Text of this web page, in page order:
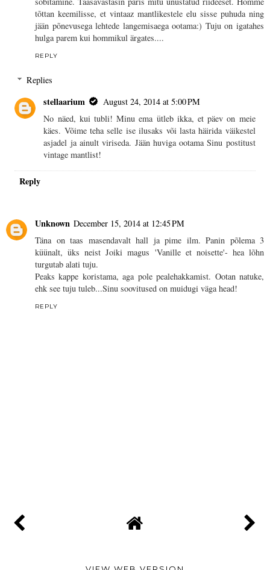
tõttan keemilisse, et vintaaz mantlikestele elu sisse puhuda ning
jään põnevusega lehtede langemisaega ootama:) Tuju on igatahes
hulga parem kui hommikul ärgates....
REPLY
Replies
stellaarium
August 24, 2014 at 5:00 PM
No näed, kui tubli! Minu ema ütleb ikka, et päev on meie
käes. Võime teha selle ise ilusaks või lasta häirida väikestel
asjadel ja ainult viriseda. Jään huviga ootama Sinu postitust
vintage mantlist!
Reply
Unknown December 15, 2014 at 12:45 PM
Täna on taas masendavalt hall ja pime ilm. Panin põlema 3
küünalt, üks neist Joiki magus 'Vanille et noisette'- hea lõhn
turgutab alati tuju.
Peaks kappe koristama, aga pole pealehakkamist. Ootan natuke,
ehk see tuju tuleb...Sinu soovitused on muidugi väga head!
REPLY